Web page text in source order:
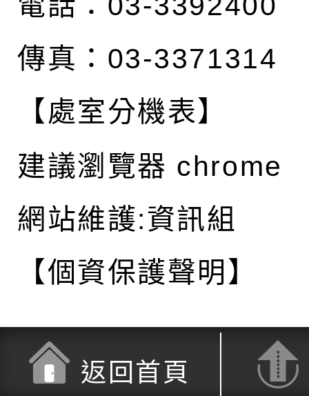
傳真：03-3371314
【處室分機表】
建議瀏覽器 chrome
網站維護:資訊組
【個資保護聲明】
返回首頁